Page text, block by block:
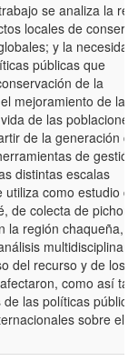
se analiza la
locales de
y la
públicas que
de la
mejoramiento de las
de las poblaciones
de la generación
de gestión
distintas escalas
utiliza como estudio
de colecta de
la región chaqueña,
del recurso y de los
como así
de las políticas
sobre el